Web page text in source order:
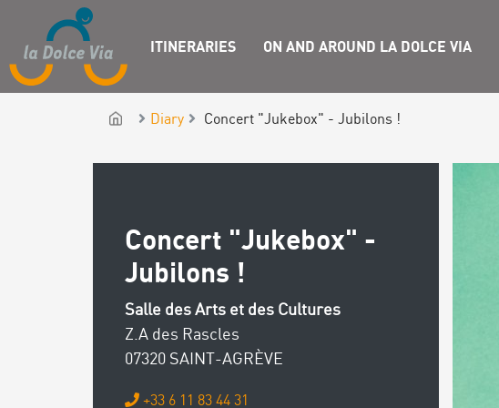
ITINERARIES ON AND AROUND LA DOLCE VIA
Diary Concert "Jukebox" - Jubilons !
Concert "Jukebox" -
Jubilons !
Salle des Arts et des Cultures
Z.A des Rascles
07320 SAINT-AGRÈVE
+33 6 11 83 44 31